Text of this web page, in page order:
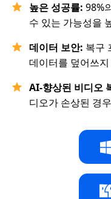
높은 성공률: 98%
수 있는 가능성을
데이터 보안: 복구
데이터를 덮어쓰
AI-향상된 비디오
디오가 손상된 경